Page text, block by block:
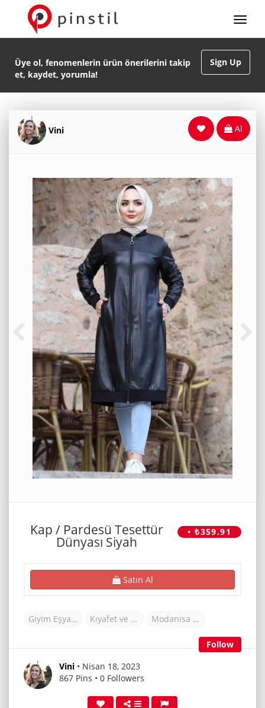
Sign Up
Üye ol, fenomenlerin ürün önerilerini takip
et, kaydet, yorumla!
Vini Al
• ₺359.91
Kap / Pardesü Tesettür
Dünyası Siyah
Satın Al
Giyim Eşyaları Kıyafet ve Aksesuarlar Modanisa (TR)
Follow
Vini • Nisan 18, 2023
867 Pins • 0 Followers